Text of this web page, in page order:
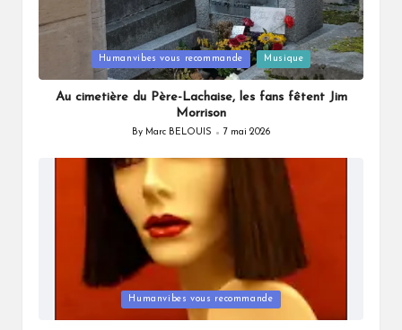
in
Humanvibes vous recommande Musique
Au cimetière du Père-Lachaise, les fans fêtent Jim
Morrison
Posted
By Marc BELOUIS 7 mai 2026
in
Humanvibes vous recommande